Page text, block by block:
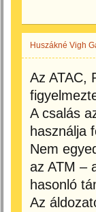
Huszákné Vigh
Az ATAC,
A csalás
használja
Nem
az ATM –
hasonló
Az